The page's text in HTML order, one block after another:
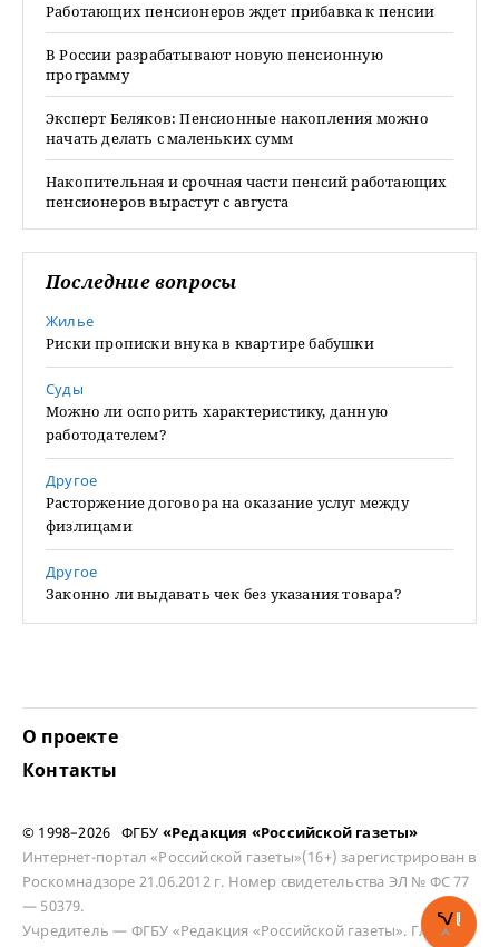
Работающих пенсионеров ждет прибавка к пенсии
В России разрабатывают новую пенсионную
программу
Эксперт Беляков: Пенсионные накопления можно
начать делать с маленьких сумм
Накопительная и срочная части пенсий работающих
пенсионеров вырастут с августа
Последние вопросы
Жилье
Риски прописки внука в квартире бабушки
Суды
Можно ли оспорить характеристику, данную
работодателем?
Другое
Расторжение договора на оказание услуг между
физлицами
Другое
Законно ли выдавать чек без указания товара?
О проекте
Контакты
© 1998–2026 ФГБУ «Редакция «Российской газеты»
Интернет-портал «Российской газеты»(16+) зарегистрирован в
Роскомнадзоре 21.06.2012 г. Номер свидетельства ЭЛ № ФС 77
— 50379.
Учредитель — ФГБУ «Редакция «Российской газеты». Главный